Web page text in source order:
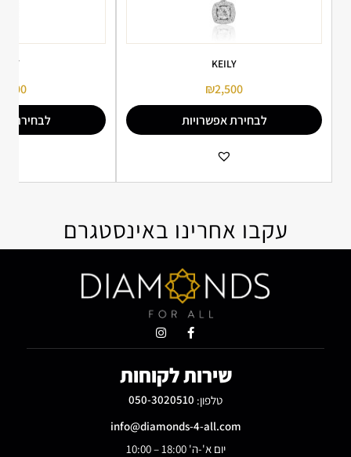
KEILY
₪2,500
לבחירת אפשרויות
הוספה למועדפים
לבחירת
עקבו אחרינו באינסטגרם
שירות לקוחות
טלפון: 050-3020510
info@diamonds-4-all.com
יום א'-ה' 18:00 – 10:00